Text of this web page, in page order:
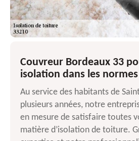
Couvreur Bordeaux 33
isolation dans les normes
Au service des habitants de
plusieurs années, notre
en mesure de satisfaire toutes
matière d’isolation de toiture.